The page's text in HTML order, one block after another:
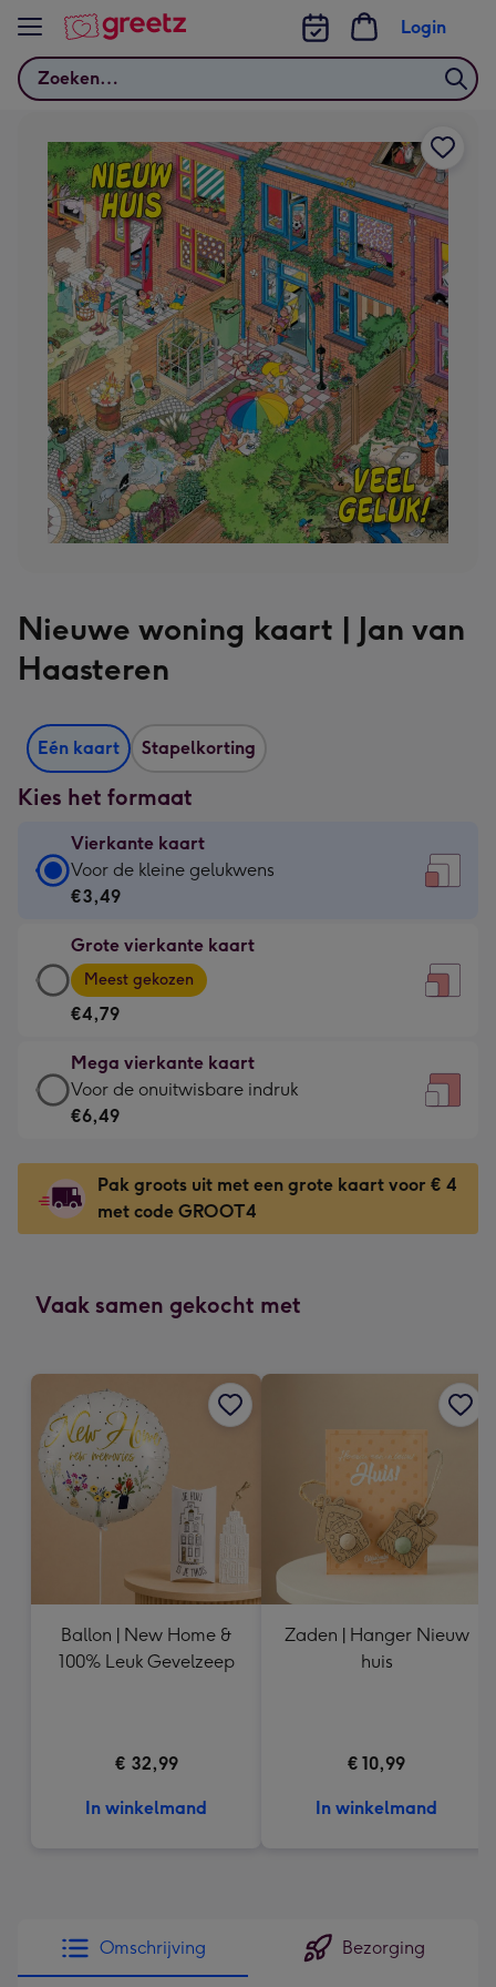
Bekijk meer
Zoeken
Login
Nieuwe woning kaart | Jan van
Haasteren
Eén kaart Stapelkorting
Kies het formaat
Vierkante kaart
Vierkante
kaart
€3,49
-
Voor
kleine
gelukwens
-
130
x
130
mm
Voor de kleine gelukwens
€3,49
Grote vierkante kaart
Grote
vierkante
kaart
-
€4,79
-
Meest
-
Dimensions:
167
mm
Meest gekozen
€4,79
Mega vierkante kaart
Mega
vierkante
-
€6,49
-
onuitwisbare
Dimensions:
240
x
240
mm
Voor de onuitwisbare indruk
€6,49
Pak groots uit met een grote kaart voor € 4
met code GROOT4
Vaak samen gekocht met
Ballon | New Home &
100% Leuk Gevelzeep
€ 32,99
In winkelmand
Zaden | Hanger Nieuw
huis
€ 10,99
In winkelmand
Omschrijving Bezorging